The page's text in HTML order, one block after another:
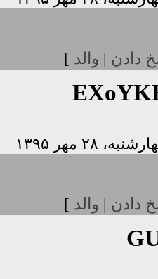
دادن | والد ]
دادن | والد ]